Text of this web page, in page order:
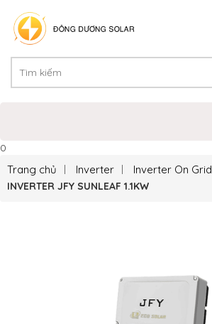
0
Trang chủ Inverter Inverter On Grid
INVERTER JFY SUNLEAF 1.1KW